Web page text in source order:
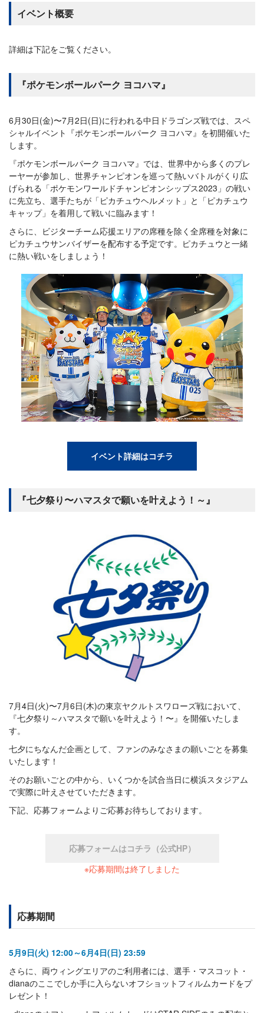
イベント概要
詳細は下記をご覧ください。
『ポケモンボールパーク ヨコハマ』
6月30日(金)〜7月2日(日)に行われる中日ドラゴンズ戦では、スペ
シャルイベント『ポケモンボールパーク ヨコハマ』を初開催いた
します。
『ポケモンボールパーク ヨコハマ』では、世界中から多くのプレ
ーヤーが参加し、世界チャンピオンを巡って熱いバトルがくり広
げられる「ポケモンワールドチャンピオンシップス2023」の戦い
に先立ち、選手たちが「ピカチュウヘルメット」と「ピカチュウ
キャップ」を着用して戦いに臨みます！
さらに、ビジターチーム応援エリアの席種を除く全席種を対象に
ピカチュウサンバイザーを配布する予定です。ピカチュウと一緒
に熱い戦いをしましょう！
イベント詳細はコチラ
『七夕祭り〜ハマスタで願いを叶えよう！～』
7月4日(火)〜7月6日(木)の東京ヤクルトスワローズ戦において、
『七夕祭り～ハマスタで願いを叶えよう！〜』を開催いたしま
す。
七夕にちなんだ企画として、ファンのみなさまの願いごとを募集
いたします！
そのお願いごとの中から、いくつかを試合当日に横浜スタジアム
で実際に叶えさせていただきます。
下記、応募フォームよりご応募お待ちしております。
応募フォームはコチラ（公式HP）
※応募期間は終了しました
応募期間
5月9日(火) 12:00～6月4日(日) 23:59
さらに、両ウィングエリアのご利用者には、選手・マスコット・
dianaのここでしか手に入らないオフショットフィルムカードをプ
レゼント！